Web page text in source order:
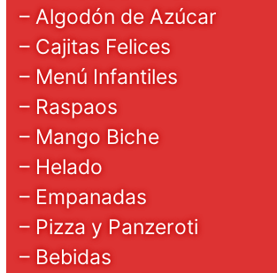
– Algodón de Azúcar
– Cajitas Felices
– Menú Infantiles
– Raspaos
– Mango Biche
– Helado
– Empanadas
– Pizza y Panzeroti
– Bebidas